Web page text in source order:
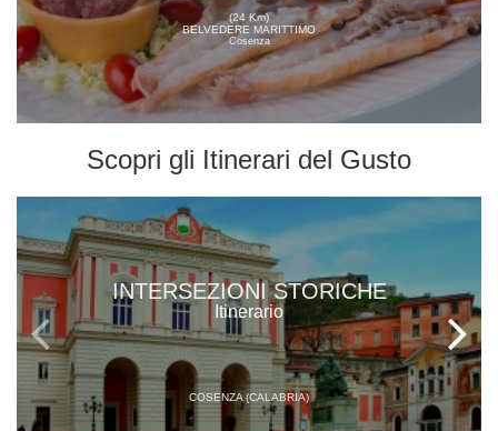
(24 Km)
BELVEDERE MARITTIMO
Cosenza
Scopri gli Itinerari del Gusto
INTERSEZIONI STORICHE
Itinerario
COSENZA (CALABRIA)